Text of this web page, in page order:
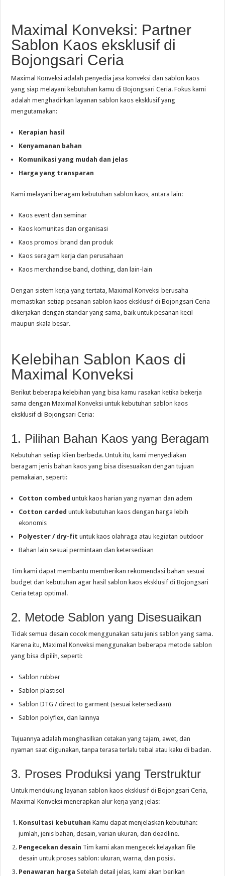
Maximal Konveksi: Partner
Sablon Kaos eksklusif di
Bojongsari Ceria
Maximal Konveksi adalah penyedia jasa konveksi dan sablon kaos
yang siap melayani kebutuhan kamu di Bojongsari Ceria. Fokus kami
adalah menghadirkan layanan sablon kaos eksklusif yang
mengutamakan:
Kerapian hasil
Kenyamanan bahan
Komunikasi yang mudah dan jelas
Harga yang transparan
Kami melayani beragam kebutuhan sablon kaos, antara lain:
Kaos event dan seminar
Kaos komunitas dan organisasi
Kaos promosi brand dan produk
Kaos seragam kerja dan perusahaan
Kaos merchandise band, clothing, dan lain-lain
Dengan sistem kerja yang tertata, Maximal Konveksi berusaha
memastikan setiap pesanan sablon kaos eksklusif di Bojongsari Ceria
dikerjakan dengan standar yang sama, baik untuk pesanan kecil
maupun skala besar.
Kelebihan Sablon Kaos di
Maximal Konveksi
Berikut beberapa kelebihan yang bisa kamu rasakan ketika bekerja
sama dengan Maximal Konveksi untuk kebutuhan sablon kaos
eksklusif di Bojongsari Ceria:
1. Pilihan Bahan Kaos yang Beragam
Kebutuhan setiap klien berbeda. Untuk itu, kami menyediakan
beragam jenis bahan kaos yang bisa disesuaikan dengan tujuan
pemakaian, seperti:
Cotton combed untuk kaos harian yang nyaman dan adem
Cotton carded untuk kebutuhan kaos dengan harga lebih
ekonomis
Polyester / dry-fit untuk kaos olahraga atau kegiatan outdoor
Bahan lain sesuai permintaan dan ketersediaan
Tim kami dapat membantu memberikan rekomendasi bahan sesuai
budget dan kebutuhan agar hasil sablon kaos eksklusif di Bojongsari
Ceria tetap optimal.
2. Metode Sablon yang Disesuaikan
Tidak semua desain cocok menggunakan satu jenis sablon yang sama.
Karena itu, Maximal Konveksi menggunakan beberapa metode sablon
yang bisa dipilih, seperti:
Sablon rubber
Sablon plastisol
Sablon DTG / direct to garment (sesuai ketersediaan)
Sablon polyflex, dan lainnya
Tujuannya adalah menghasilkan cetakan yang tajam, awet, dan
nyaman saat digunakan, tanpa terasa terlalu tebal atau kaku di badan.
3. Proses Produksi yang Terstruktur
Untuk mendukung layanan sablon kaos eksklusif di Bojongsari Ceria,
Maximal Konveksi menerapkan alur kerja yang jelas:
Konsultasi kebutuhan Kamu dapat menjelaskan kebutuhan:
jumlah, jenis bahan, desain, varian ukuran, dan deadline.
Pengecekan desain Tim kami akan mengecek kelayakan file
desain untuk proses sablon: ukuran, warna, dan posisi.
Penawaran harga Setelah detail jelas, kami akan berikan